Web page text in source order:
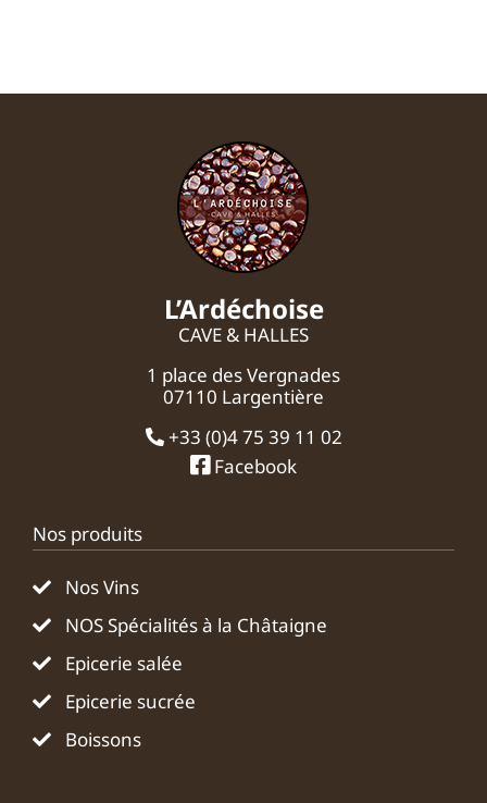
L’Ardéchoise
CAVE & HALLES
1 place des Vergnades
07110 Largentière
+33 (0)4 75 39 11 02
Facebook
Nos produits
Nos Vins
NOS Spécialités à la Châtaigne
Epicerie salée
Epicerie sucrée
Boissons